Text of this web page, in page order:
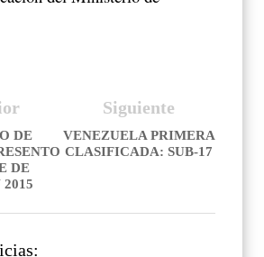
Siguiente
VENEZUELA PRIMERA
CLASIFICADA: SUB-17
DE
DE